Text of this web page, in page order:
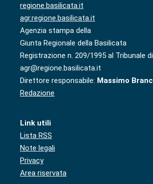
regione.basilicata.it
agr.regione.basilicata.it
Agenzia stampa della
Giunta Regionale della Basilicata
Registrazione n. 209/1995 al Tribunale
agr@regione.basilicata.it
Direttore responsabile: Massimo
Redazione
Link utili
Lista RSS
Note legali
Privacy
Area riservata